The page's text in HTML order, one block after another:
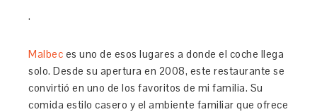
.
Malbec es uno de esos lugares a donde el coche llega
solo. Desde su apertura en 2008, este restaurante se
convirtió en uno de los favoritos de mi familia. Su
comida estilo casero y el ambiente familiar que ofrece